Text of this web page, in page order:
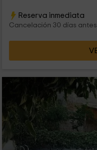
Reserva inmediata
Cancelación 30 días antes